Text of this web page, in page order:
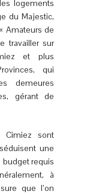
logements
du Majestic,
Amateurs de
travailler sur
et plus
qui
demeures
gérant de
Cimiez sont
une
budget requis
à
que l’on